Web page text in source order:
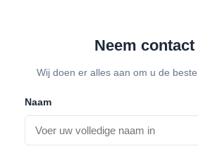
Neem contact
Wij doen er alles aan om u de
Naam